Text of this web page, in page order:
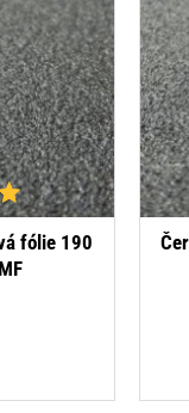
fólie 190